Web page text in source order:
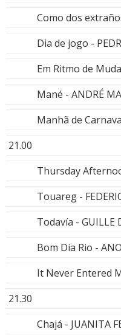
Como dos
Dia de jogo -
Em Ritmo de
Mané - ANDRÉ
Manhã de
21.00
Thursday
Touareg -
Todavía - GUILLE
Bom Dia Rio -
It Never Entered
21.30
Chajá - JUANITA